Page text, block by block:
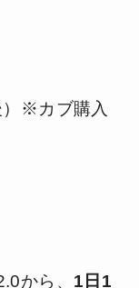
）※カブ購入
から、 1日1